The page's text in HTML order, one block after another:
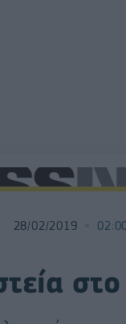
28/02/2019